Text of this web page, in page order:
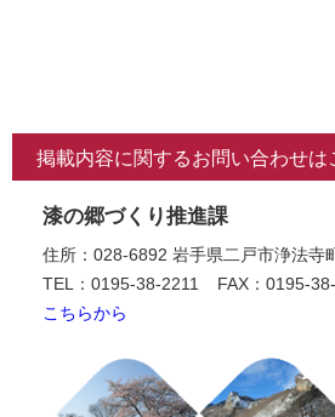
掲載内容に関するお問い合わせは
漆の郷づくり推進課
住所：028-6892 岩手県二戸市浄法寺
TEL：0195-38-2211
FAX：0195-
こちらから